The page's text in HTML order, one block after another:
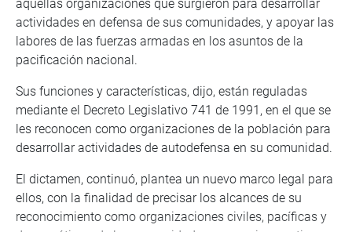
aquellas organizaciones que surgieron para desarrollar
actividades en defensa de sus comunidades, y apoyar las
labores de las fuerzas armadas en los asuntos de la
pacificación nacional.
Sus funciones y características, dijo, están reguladas
mediante el Decreto Legislativo 741 de 1991, en el que se
les reconocen como organizaciones de la población para
desarrollar actividades de autodefensa en su comunidad.
El dictamen, continuó, plantea un nuevo marco legal para
ellos, con la finalidad de precisar los alcances de su
reconocimiento como organizaciones civiles, pacíficas y